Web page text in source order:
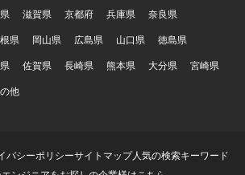
滋賀県 京都府 兵庫県
奈良県
県 岡山県 広島県 山口県
徳島県
佐賀県 長崎県 熊本県 大分県
宮崎県
他
バシーポリシーサイトマップ人気の検索キーワード